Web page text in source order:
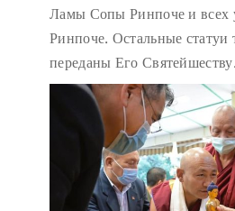
Ламы Сопы Ринпоче и всех
Ринпоче. Остальные статуи
переданы Его Святейшеству.